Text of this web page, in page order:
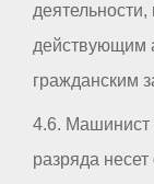
действующим
гражданским
4.6. Машинист
разряда несет